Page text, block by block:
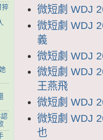
微短劇 WDJ
微短劇 WDJ
義
微短劇 WDJ
微短劇 WDJ
王燕飛
微短劇 WDJ
微短劇 WDJ
也
猝